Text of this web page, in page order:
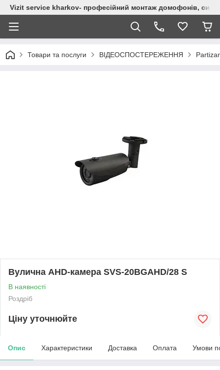
Vizit service kharkov- професійний монтаж домофонів,
Товари та послуги ВІДЕОСПОСТЕРЕЖЕННЯ
Вулична AHD-камера SVS-20BGAHD/28 S
В наявності
Роздріб
Ціну уточнюйте
Опис Характеристики Доставка Оплата Умови